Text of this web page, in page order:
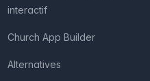
interactif
Church App Builder
Alternatives